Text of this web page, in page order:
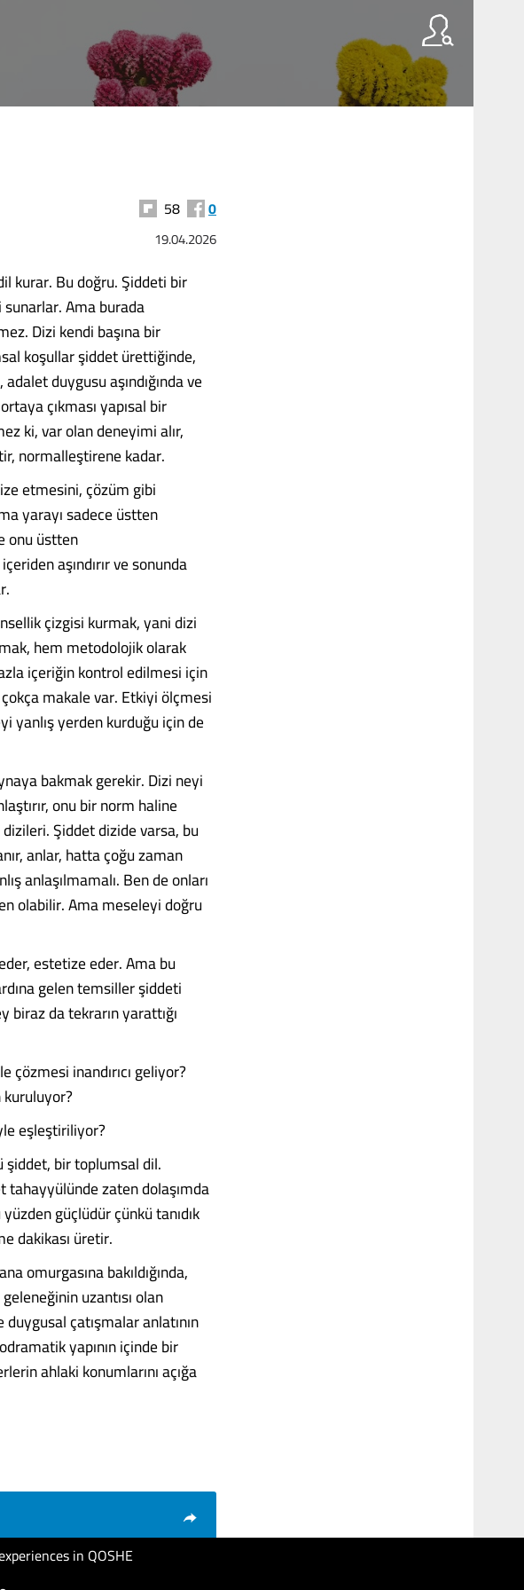
in QOSHE
58 0
19.04.2026
kurar. Bu doğru. Şiddeti bir
sunarlar. Ama burada
Dizi kendi başına bir
koşullar şiddet ürettiğinde,
duygusu aşındığında ve
çıkması yapısal bir
ki, var olan deneyimi alır,
normalleştirene kadar.
etmesini, çözüm gibi
yarayı sadece üstten
onu üstten
aşındırır ve sonunda
çizgisi kurmak, yani dizi
hem metodolojik olarak
içeriğin kontrol edilmesi için
makale var. Etkiyi ölçmesi
yanlış yerden kurduğu için de
bakmak gerekir. Dizi neyi
onu bir norm haline
Şiddet dizide varsa, bu
anlar, hatta çoğu zaman
anlaşılmamalı. Ben de onları
olabilir. Ama meseleyi doğru
estetize eder. Ama bu
gelen temsiller şiddeti
biraz da tekrarın yarattığı
inandırıcı geliyor?
eşleştiriliyor?
şiddet, bir toplumsal dil.
zaten dolaşımda
güçlüdür çünkü tanıdık
dakikası üretir.
omurgasına bakıldığında,
uzantısı olan
çatışmalar anlatının
yapının içinde bir
ahlaki konumlarını açığa